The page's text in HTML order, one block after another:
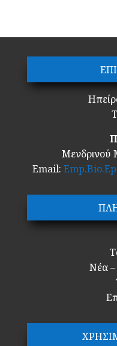
Μενδρινού
Email:
Νέα –